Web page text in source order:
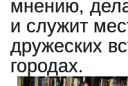
мнению,
и служит
дружеских
городах.